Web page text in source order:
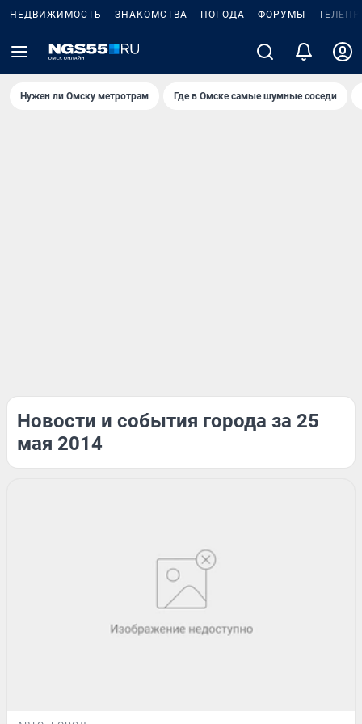
НЕДВИЖИМОСТЬ ЗНАКОМСТВА ПОГОДА ФОРУМЫ
Нужен ли Омску метротрам Где в Омске самые шумные соседи
Новости и события города за 25
мая 2014